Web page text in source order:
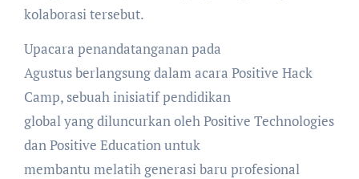
kolaborasi tersebut.
Upacara penandatanganan pada
Agustus berlangsung dalam acara Positive Hack
Camp, sebuah inisiatif pendidikan
global yang diluncurkan oleh Positive Technologies
dan Positive Education untuk
membantu melatih generasi baru profesional